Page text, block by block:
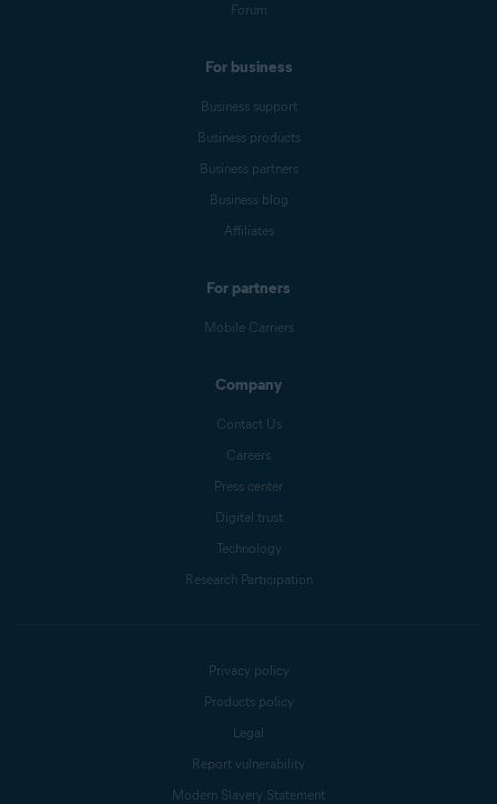
Forum
For business
Business support
Business products
Business partners
Business blog
Affiliates
For partners
Mobile Carriers
Company
Contact Us
Careers
Press center
Digital trust
Technology
Research Participation
Privacy policy
Products policy
Legal
Report vulnerability
Modern Slavery Statement